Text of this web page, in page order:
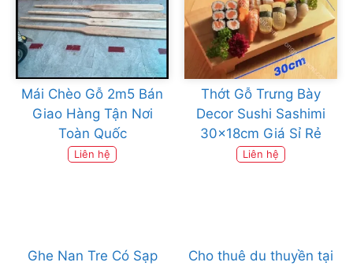
Mái Chèo Gỗ 2m5 Bán
Giao Hàng Tận Nơi
Toàn Quốc
Liên hệ
Thớt Gỗ Trưng Bày
Decor Sushi Sashimi
30x18cm Giá Sỉ Rẻ
Liên hệ
Ghe Nan Tre Có Sạp
Cho thuê du thuyền tại